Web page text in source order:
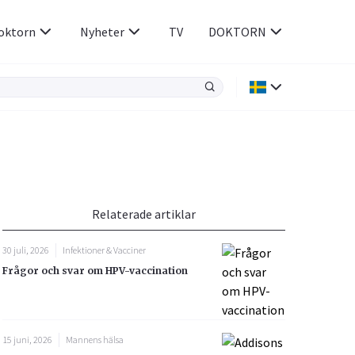
Rökavvänjning
Rörelseapparaten
Sex & Samliv
Sömn & Stress
Nyheter TV DOKTORN
Relaterade artiklar
30 juli, 2026
Infektioner & Vacciner
Frågor och svar om HPV-vaccination
15 juni, 2026
Mannens hälsa